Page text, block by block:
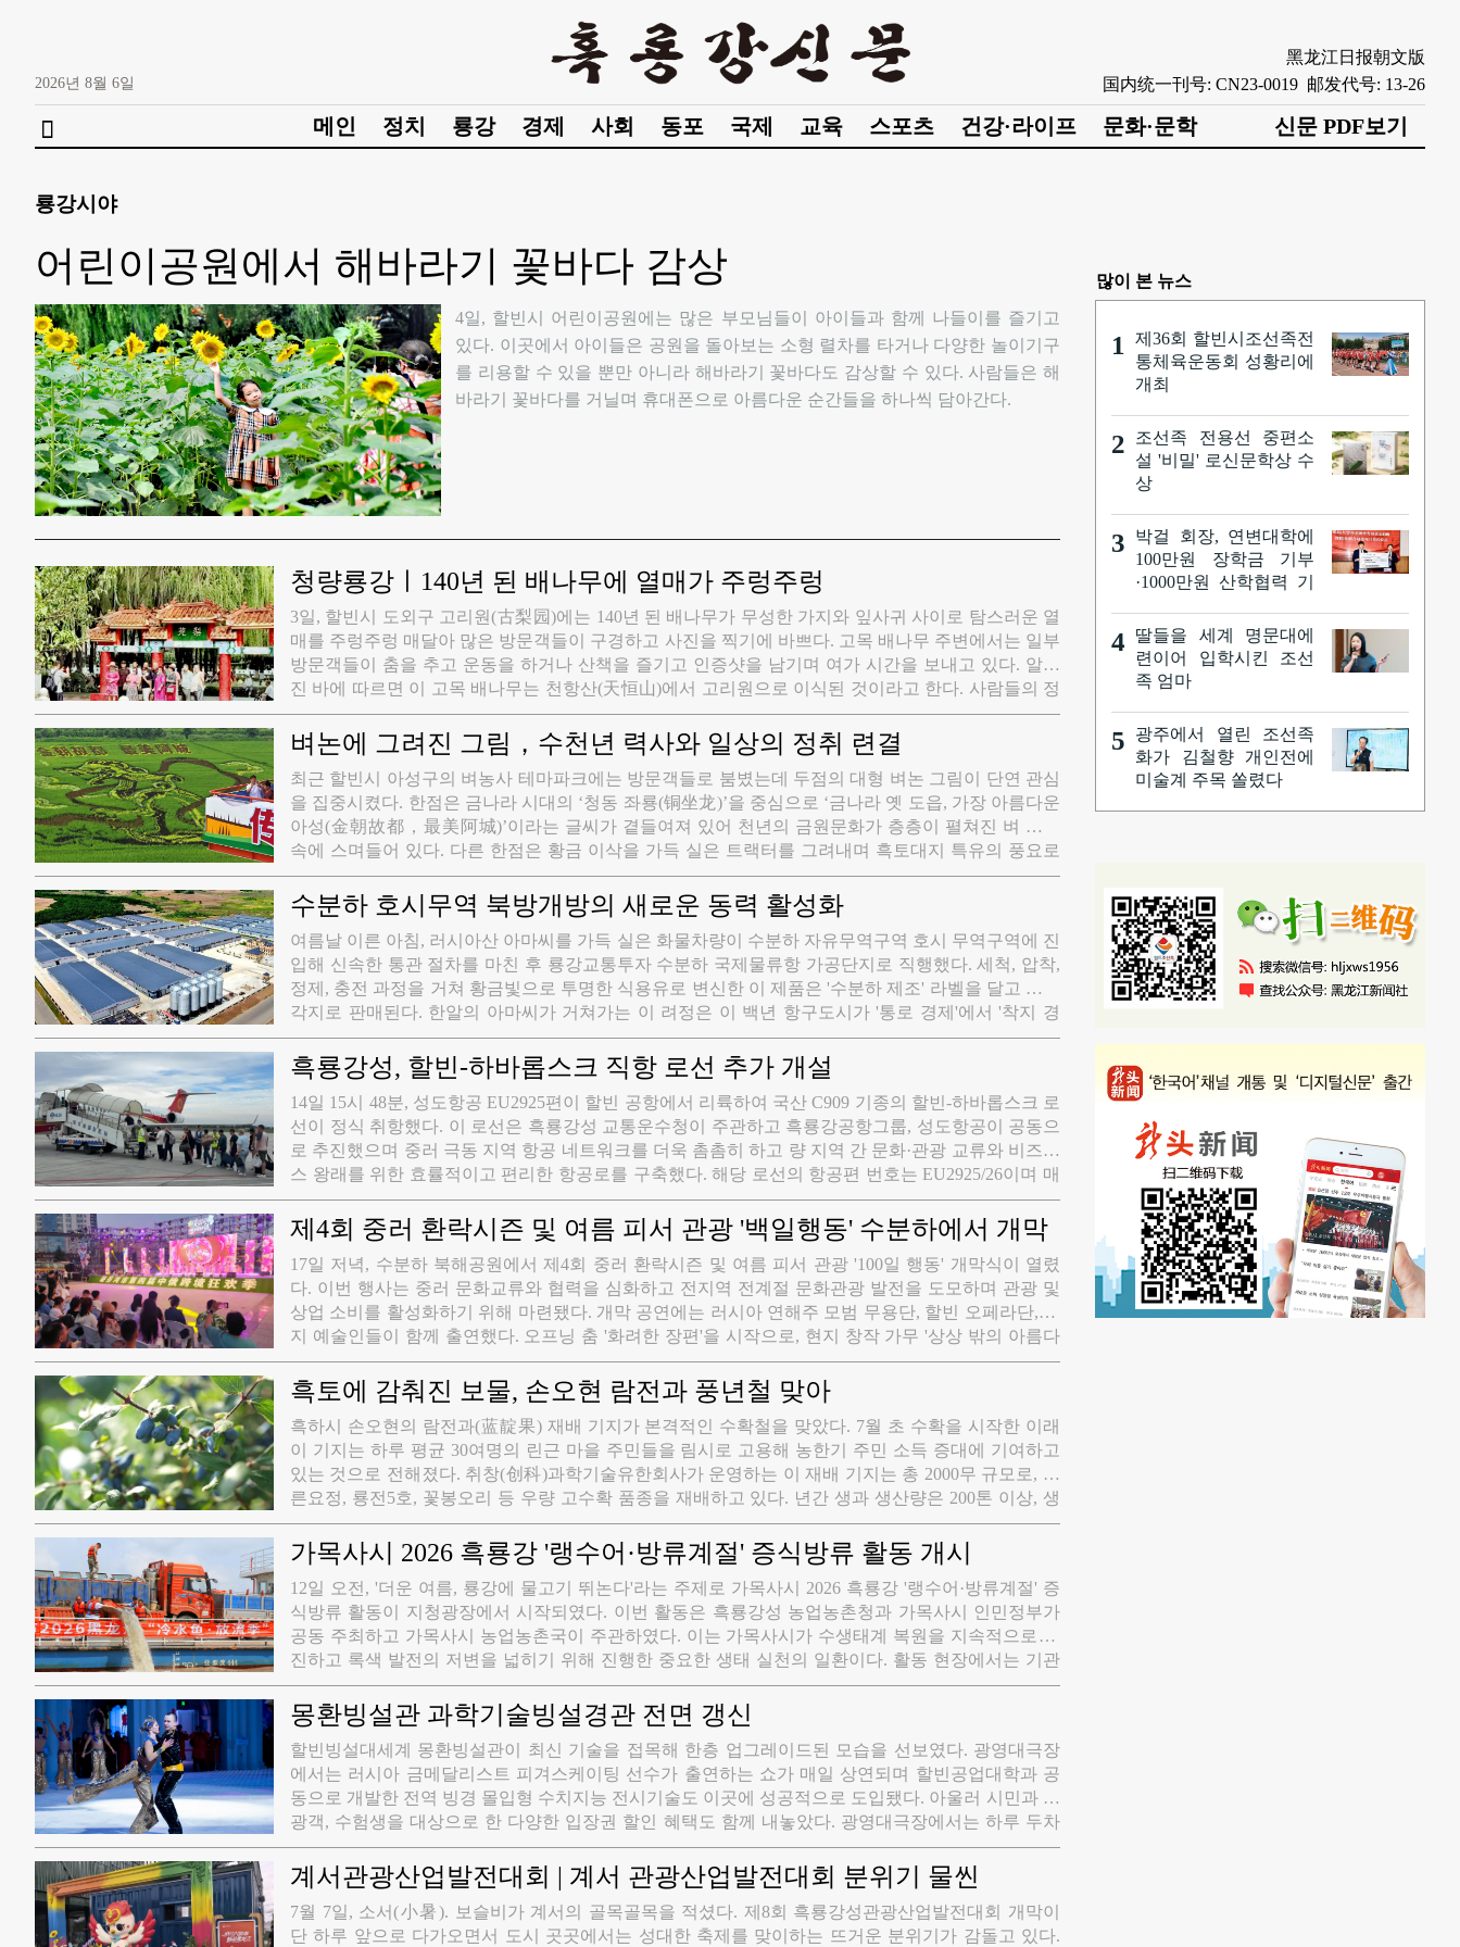
2026년 8월 6일
黑龙江日报朝文版
国内统一刊号: CN23-0019 邮发代号: 13-26
 메인 정치 룡강 경제 사회 동포 국제 교육 스포츠 건강·라이프 문화·문학 신문 PDF보기
룡강시야
어린이공원에서 해바라기 꽃바다 감상
​4일, 할빈시 어린이공원에는 많은 부모님들이 아이들과 함께 나들이를 즐기고
있다. 이곳에서 아이들은 공원을 돌아보는 소형 렬차를 타거나 다양한 놀이기구
를 리용할 수 있을 뿐만 아니라 해바라기 꽃바다도 감상할 수 있다. 사람들은 해
바라기 꽃바다를 거닐며 휴대폰으로 아름다운 순간들을 하나씩 담아간다.
청량룡강ㅣ140년 된 배나무에 열매가 주렁주렁
3일, 할빈시 도외구 고리원(古梨园)에는 140년 된 배나무가 무성한 가지와 잎사귀 사이로 탐스러운 열
매를 주렁주렁 매달아 많은 방문객들이 구경하고 사진을 찍기에 바쁘다. 고목 배나무 주변에서는 일부
방문객들이 춤을 추고 운동을 하거나 산책을 즐기고 인증샷을 남기며 여가 시간을 보내고 있다. 알려
진 바에 따르면 이 고목 배나무는 천항산(天恒山)에서 고리원으로 이식된 것이라고 한다. 사람들의 정
성 어린 보살핌 속에 이 고목 배나무는 해마다 꽃을 피우고 열매를 맺으며 이 지역의 아름다운 풍경으
로 자리 잡았다. 배나무가 있는 리원(梨苑)은 또한 린근 주민들의 여가 활동 공간으로 사랑받고 있다.
벼논에 그려진 그림，수천년 력사와 일상의 정취 련결
최근 할빈시 아성구의 벼농사 테마파크에는 방문객들로 붐볐는데 두점의 대형 벼논 그림이 단연 관심
을 집중시켰다. 한점은 금나라 시대의 ‘청동 좌룡(铜坐龙)’을 중심으로 ‘금나라 옛 도읍, 가장 아름다운
아성(金朝故都，最美阿城)’이라는 글씨가 곁들여져 있어 천년의 금원문화가 층층이 펼쳐진 벼 물결
속에 스며들어 있다. 다른 한점은 황금 이삭을 가득 실은 트랙터를 그려내며 흑토대지 특유의 풍요로
운 수확에 대한 자신감을 은은하게 담아냈다. 벼논 가장자리에 새로 지은 10여미터 높이의 전망대는
무료로 개방되여 관광객들은 전망대에 올라 벼논 그림 전체를 한눈에 내려다볼 수 있다. 전망대 아래
에는 시골 장터가 활기차게 열리는데 주변 마을 주민들이 작은 로점을 내놓았다. 막 따온 오이와 토마
토는 아침 이슬을 머금고 있고 아성 특유의 두유향이 코를 찌르며 군고구마와 구운 옥수수에서 풍겨
나오는 불 냄새가 벼 향과 어우러져 여름날 가장 생생한 시골의 특별한 풍경으로 자리 잡았다.
수분하 호시무역 북방개방의 새로운 동력 활성화
여름날 이른 아침, 러시아산 아마씨를 가득 실은 화물차량이 수분하 자유무역구역 호시 무역구역에 진
입해 신속한 통관 절차를 마친 후 룡강교통투자 수분하 국제물류항 가공단지로 직행했다. 세척, 압착,
정제, 충전 과정을 거쳐 황금빛으로 투명한 식용유로 변신한 이 제품은 '수분하 제조' 라벨을 달고 전국
각지로 판매된다. 한알의 아마씨가 거쳐가는 이 려정은 이 백년 항구도시가 '통로 경제'에서 '착지 경
제'로 전환해 온 궤적을 고스란히 보여준다. 현지 가공, '국경 통과'에서 '현지 부가가치 창출'로 아마씨
는 수분하 호시무역 현지 가공 산업의 대표적 사례다. 올해 상반기 호시무역 현지 가공은 안정적인 운
영을 유지했으며 가공액은 호시 수입 총액의 40%, 가공량은 화물 운송량의 60%를 차지, 현지 가공이
호시무역 운영의 주요 축으로 자리 잡았다. 그중에서도 아마씨 가공량은 전년 동기 대비 거의 4배 가까
이 증가하며 전체 품목 중 1위를 차지, 호시 수입과 현지 가공 모두를 견인하는 주력 품목이 되였다. 룡
강 교통투자 국제물류항 가공단지 내에서는 아마씨를 가득 실은 화물차량이 바로 유지(油脂) 가공 공
장으로 투입되여 생산에 들어간다. 약 4억원이 투자되고 21만평방미터 부지를 자랑하는 이 단지는 '호
시무역+ 현지 가공' 모델을 기반으로 원스톱 서비스를 제공하며 여러 기업을 유치했다. 단지 내 유지
가공 기업의 부산물인 대두박, 채종박 등은 바로 하위 사료 가공 기업의 생산라인으로 투입되여 원료
서 완제품 기름 수출 그리고 부산물의 현지 소비에 이르기까지, 산업 사슬은 단지 내에서 다단계 순환
구조를 완성하며 '전 과정 현지 처리'와 '전 사슬 부가가치 창출'을 실현했다. 현재 전시에 등록된 현지
가공 기업 수는 지속적으로 증가하고 있으며 식량·유지, 육류, 수산물 3대 가공 클러스터가 초기 규모
를 갖추는 등 '무역으로 공업을 유치하고 공업으로 무역을 촉진'하는 선순환 구조가 점차 자리를 잡아
축
흑룡강성, 할빈-하바롭스크 직항 로선 추가 개설
​14일 15시 48분, 성도항공 EU2925편이 할빈 공항에서 리륙하여 국산 C909 기종의 할빈-하바롭스크 로
선이 정식 취항했다. 이 로선은 흑룡강성 교통운수청이 주관하고 흑룡강공항그룹, 성도항공이 공동으
로 추진했으며 중러 극동 지역 항공 네트워크를 더욱 촘촘히 하고 량 지역 간 문화·관광 교류와 비즈니
스 왕래를 위한 효률적이고 편리한 항공로를 구축했다. 해당 로선의 항공편 번호는 EU2925/26이며 매
주 화요일과 토요일 량방향 정기 운항을 실시한다. 이는 국산 민간 항공기 C909가 하바롭스크 공항에
처음으로 상업 운항을 도입한 사례다. 할빈 공항 리륙 후 약 1시간 30분만에 하바롭스크에 도착할 수
있어 국경 간 려행의 편의성이 크게 향상되였을 뿐만 아니라 중러 항공 협력에도 국산 동력이 새롭게
투입되였다.
제4회 중러 환락시즌 및 여름 피서 관광 '백일행동' 수분하에서 개막
​17일 저녁, 수분하 북해공원에서 제4회 중러 환락시즌 및 여름 피서 관광 '100일 행동' 개막식이 열렸
다. 이번 행사는 중러 문화교류와 협력을 심화하고 전지역 전계절 문화관광 발전을 도모하며 관광 및
상업 소비를 활성화하기 위해 마련됐다. 개막 공연에는 러시아 연해주 모범 무용단, 할빈 오페라단, 현
지 예술인들이 함께 출연했다. 오프닝 춤 '화려한 장편'을 시작으로, 현지 창작 가무 '상상 밖의 아름다
움', 러시아 민족 무용 3편, 조선족 무용 '아리랑', 신민악 '승리', 초원 노래 '아버지의 초원 어머니의 강',
마술, 팝송 메들리, 러시아 밴드 공연, 피날레 '조국과 함께' 등이 차례로 선보였다.
흑토에 감춰진 보물, 손오현 람전과 풍년철 맞아
​흑하시 손오현의 람전과(蓝靛果) 재배 기지가 본격적인 수확철을 맞았다. 7월 초 수확을 시작한 이래
이 기지는 하루 평균 30여명의 린근 마을 주민들을 림시로 고용해 농한기 주민 소득 증대에 기여하고
있는 것으로 전해졌다. 취창(创科)과학기술유한회사가 운영하는 이 재배 기지는 총 2000무 규모로, 푸
른요정, 룡전5호, 꽃봉오리 등 우량 고수확 품종을 재배하고 있다. 년간 생과 생산량은 200톤 이상, 생
산액은 300여만원에 달하는 것으로 집계됐다. 또한 이 산업은 토지 임대, 수확 작업, 계약 매입 등을 통
해 주변 농가의 소득을 끌어올리고 있으며 헥타르당 평균 5000~2만원의 추가 수익을 올릴 수 있는 것
으로 나타났다.
가목사시 2026 흑룡강 '랭수어·방류계절' 증식방류 활동 개시
​12일 오전, '더운 여름, 룡강에 물고기 뛰논다'라는 주제로 가목사시 2026 흑룡강 '랭수어·방류계절' 증
식방류 활동이 지청광장에서 시작되였다. 이번 활동은 흑룡강성 농업농촌청과 가목사시 인민정부가
공동 주최하고 가목사시 농업농촌국이 주관하였다. 이는 가목사시가 수생태계 복원을 지속적으로 추
진하고 록색 발전의 저변을 넓히기 위해 진행한 중요한 생태 실천의 일환이다. 활동 현장에서는 기관
간부, 자원봉사자, 시민들이 방류 미끄럼틀을 통해 차례로 치어를 투하하였으며 배를 타고 송화강 지
정 수역으로 이동하여 집중 방류 작업을 진행하였다. 우량 치어들이 강물에 합류하여 헤염침으로써 류
역의 어업 자원을 효과적으로 보충하고 송화강 수역의 생태계에 활력을 더하였다.
몽환빙설관 과학기술빙설경관 전면 갱신
​할빈빙설대세계 몽환빙설관이 최신 기술을 접목해 한층 업그레이드된 모습을 선보였다. 광영대극장
에서는 러시아 금메달리스트 피겨스케이팅 선수가 출연하는 쇼가 매일 상연되며 할빈공업대학과 공
동으로 개발한 전역 빙경 몰입형 수치지능 전시기술도 이곳에 성공적으로 도입됐다. 아울러 시민과 관
광객, 수험생을 대상으로 한 다양한 입장권 할인 혜택도 함께 내놓았다. 광영대극장에서는 하루 두차
례 전문 피겨 공연이 펼쳐진다. 러시아의 금메달리스트가 직접 나서 물 흐르듯 유려한 활주와 고난도
동작을 선보여 빙상 종목의 우아함과 력동성을 유감없이 과시하고 있다. 관람은 별도 표 없이 빙설관
입장권만 있으면 무료로 가능하며 빙상 놀이와 공연 감상을 한자리에서 즐길 수 있는 것이 특징이다.
계서관광산업발전대회 | 계서 관광산업발전대회 분위기 물씬
7월 7일, 소서(小暑). 보슬비가 계서의 골목골목을 적셨다. 제8회 흑룡강성관광산업발전대회 개막이
단 하루 앞으로 다가오면서 도시 곳곳에서는 성대한 축제를 맞이하는 뜨거운 분위기가 감돌고 있다.
많이 본 뉴스
1
제36회 할빈시조선족전
통체육운동회 성황리에
개최
2
조선족 전용선 중편소
설 '비밀' 로신문학상 수
상
3
박걸 회장, 연변대학에
100만원 장학금 기부
·1000만원 산학협력 기
준공
4
딸들을 세계 명문대에
련이어 입학시킨 조선
족 엄마
5
광주에서 열린 조선족
화가 김철향 개인전에
미술계 주목 쏠렸다